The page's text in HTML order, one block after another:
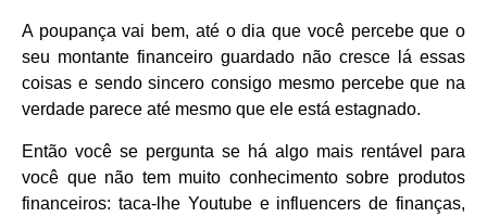
A poupança vai bem, até o dia que você percebe que o
seu montante financeiro guardado não cresce lá essas
coisas e sendo sincero consigo mesmo percebe que na
verdade parece até mesmo que ele está estagnado.
Então você se pergunta se há algo mais rentável para
você que não tem muito conhecimento sobre produtos
financeiros: taca-lhe Youtube e influencers de finanças,